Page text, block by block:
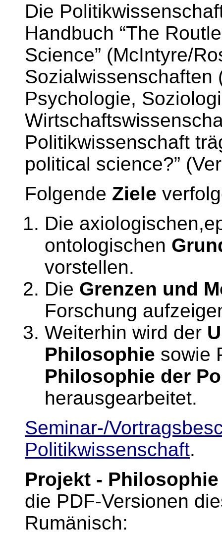
Die
Handbuch “The
Science” (McIntyre/
Sozialwissenschaften
Psychologie,
Politikwissenschaft
political science?”
Folgende Ziele
Die
ontologischen
vorstellen.
Die Grenzen und
Forschung
Weiterhin wird der
Philosophie sowie
Philosophie der
herausgearbeitet.
Seminar-/
Politikwissenschaft.
Projekt -
die PDF-Versionen
Rumänisch: